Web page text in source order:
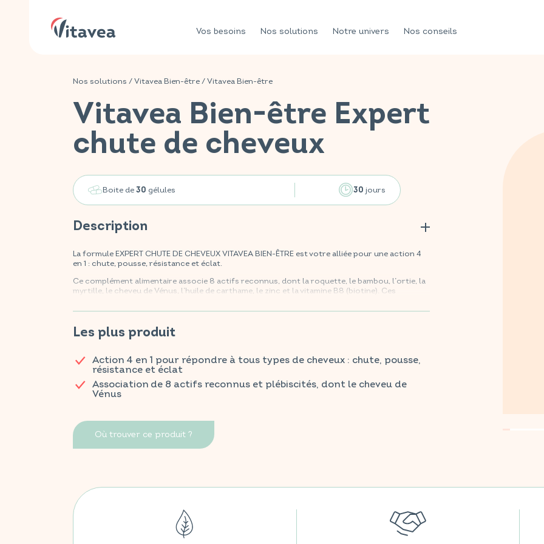
Vos besoins Nos solutions Notre univers Nos conseils
Nos solutions /Vitavea Bien-être/Vitavea Bien-être
Vitavea Bien-être Expert
chute de cheveux
Boite de 30 gélules 30 jours
Description
La formule EXPERT CHUTE DE CHEVEUX VITAVEA BIEN-ÊTRE est votre alliée pour une action 4
en 1 : chute, pousse, résistance et éclat.
Ce complément alimentaire associe 8 actifs reconnus, dont la roquette, le bambou, l’ortie, la
myrtille, le cheveu de Vénus, l’huile de carthame, le zinc et la vitamine B8 (biotine). Ces
du cuir chevelu et contribuer au maintien de cheveux normaux.
Vitalité, résistance et renforcement des cheveux pour 92% des consommateurs**
Étude d'usage 2025 réalisée par Expansion sur 100 personnes pendant 90 jours.
Les plus produit
Action 4 en 1 pour répondre à tous types de cheveux : chute, pousse,
résistance et éclat
Association de 8 actifs reconnus et plébiscités, dont le cheveu de
Vénus
Où trouver ce produit ?